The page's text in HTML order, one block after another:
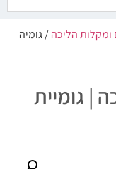
ומקלות הליכה/ גומיה
| גומיית